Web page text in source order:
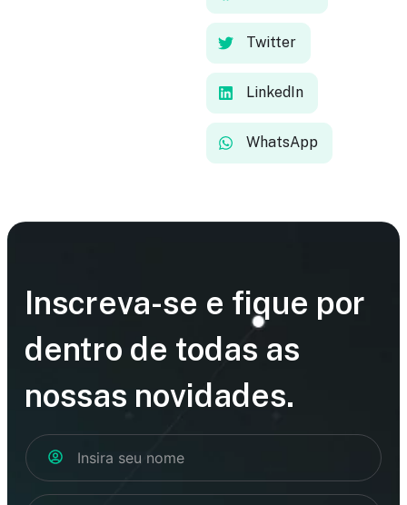
Twitter
LinkedIn
WhatsApp
Inscreva-se e fique por
dentro de todas as
nossas novidades.